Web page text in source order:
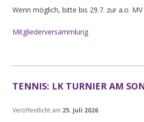
Wenn möglich, bitte bis 29.7. zur a.o.
Mitgliederversammlung
TENNIS: LK TURNIER AM
Veröffentlicht am 25. Juli 2026